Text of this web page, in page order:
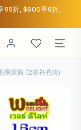
95折, $600享9折,
塵滾筒 (2卷补充装)